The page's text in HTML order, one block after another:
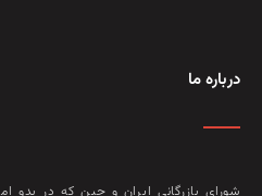
درباره ما